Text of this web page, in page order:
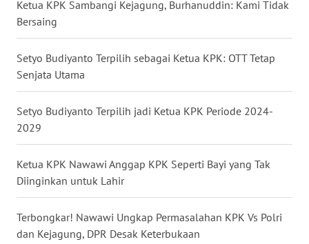
Ketua KPK Sambangi Kejagung, Burhanuddin: Kami Tidak
Bersaing
Setyo Budiyanto Terpilih sebagai Ketua KPK: OTT Tetap
Senjata Utama
Setyo Budiyanto Terpilih jadi Ketua KPK Periode 2024-
2029
Ketua KPK Nawawi Anggap KPK Seperti Bayi yang Tak
Diinginkan untuk Lahir
Terbongkar! Nawawi Ungkap Permasalahan KPK Vs Polri
dan Kejagung, DPR Desak Keterbukaan
WN
NUSANTARA
WN
JOGJA
WN
JATIM
WN
BALI
WN
KALBAR